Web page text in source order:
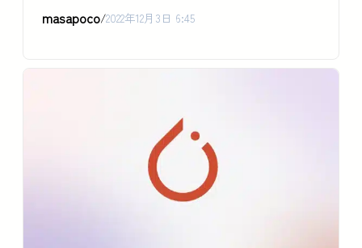
masapoco/2022年12月3日 6:45